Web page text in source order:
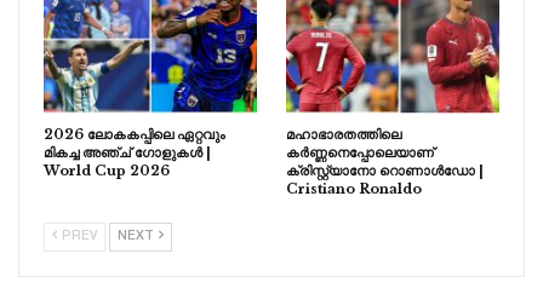
2026 ലോകകപ്പിലെ ഏറ്റവും
മികച്ച അഞ്ച് ഗോളുകൾ |
World Cup 2026
മഹാഭാരതത്തിലെ
കർണ്ണനെപ്പോലെയാണ്
ക്രിസ്റ്റ്യാനോ റൊണാൾഡോ |
Cristiano Ronaldo
PREV NEXT